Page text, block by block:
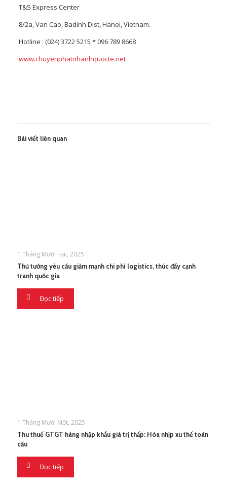
T&S Express Center
8/2a, Van Cao, Badinh Dist, Hanoi, Vietnam.
Hotline : (024) 3722 5215 * 096 789 8668
www.chuyenphatnhanhquocte.net
Bài viết liên quan
1 Tháng Mười Hai, 2025
Thủ tướng yêu cầu giảm mạnh chi phí logistics, thúc đẩy cạnh
tranh quốc gia
Đọc tiếp
1 Tháng Mười Một, 2025
Thu thuế GTGT hàng nhập khẩu giá trị thấp: Hòa nhịp xu thế toàn
cầu
Đọc tiếp